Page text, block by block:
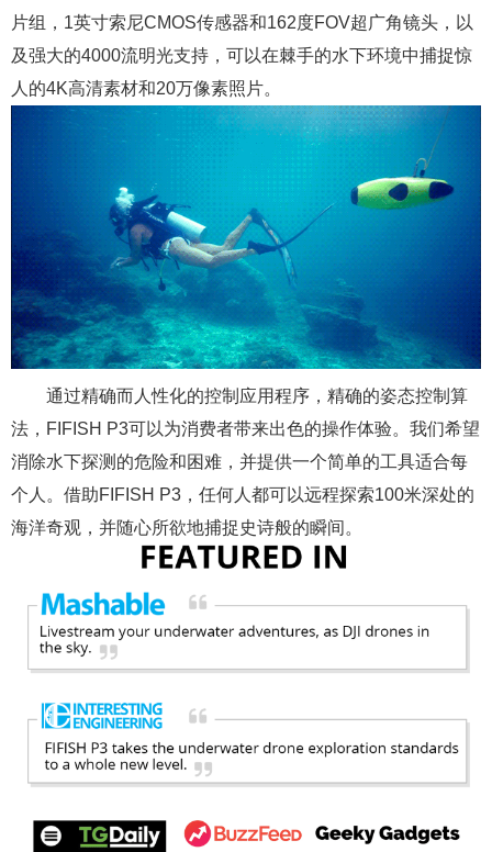
片组，1英寸索尼CMOS传感器和162度FOV超广角镜头，以
及强大的4000流明光支持，可以在棘手的水下环境中捕捉惊
人的4K高清素材和20万像素照片。
通过精确而人性化的控制应用程序，精确的姿态控制算
法，FIFISH P3可以为消费者带来出色的操作体验。我们希望
消除水下探测的危险和困难，并提供一个简单的工具适合每
个人。借助FIFISH P3，任何人都可以远程探索100米深处的
海洋奇观，并随心所欲地捕捉史诗般的瞬间。